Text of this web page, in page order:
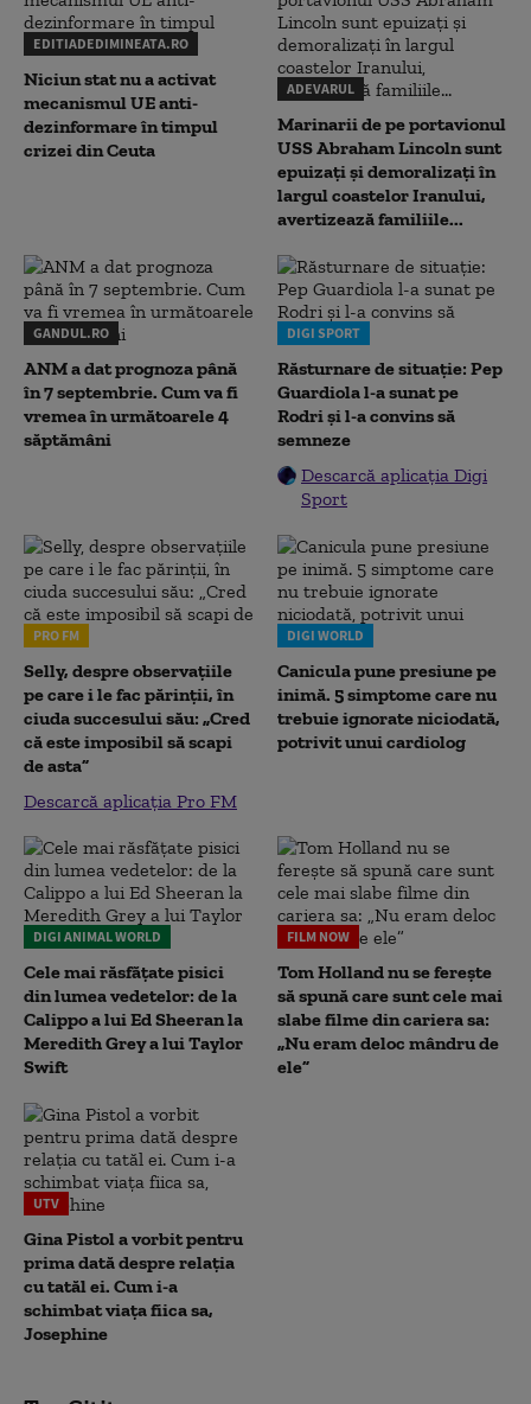
EDITIADEDIMINEATA.RO
Niciun stat nu a activat
mecanismul UE anti-
dezinformare în timpul
crizei din Ceuta
ADEVARUL
Marinarii de pe portavionul
USS Abraham Lincoln sunt
epuizați și demoralizați în
largul coastelor Iranului,
avertizează familiile...
GANDUL.RO
ANM a dat prognoza până
în 7 septembrie. Cum va fi
vremea în următoarele 4
săptămâni
DIGI SPORT
Răsturnare de situație: Pep
Guardiola l-a sunat pe
Rodri și l-a convins să
semneze
Descarcă aplicația Digi
Sport
PRO FM
Selly, despre observațiile
pe care i le fac părinții, în
ciuda succesului său: „Cred
că este imposibil să scapi
de asta”
Descarcă aplicația Pro FM
DIGI WORLD
Canicula pune presiune pe
inimă. 5 simptome care nu
trebuie ignorate niciodată,
potrivit unui cardiolog
DIGI ANIMAL WORLD
Cele mai răsfățate pisici
din lumea vedetelor: de la
Calippo a lui Ed Sheeran la
Meredith Grey a lui Taylor
Swift
FILM NOW
Tom Holland nu se ferește
să spună care sunt cele mai
slabe filme din cariera sa:
„Nu eram deloc mândru de
ele”
UTV
Gina Pistol a vorbit pentru
prima dată despre relația
cu tatăl ei. Cum i-a
schimbat viața fiica sa,
Josephine